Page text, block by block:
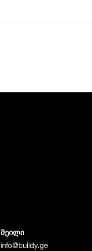
მეილი
info@buildy.ge